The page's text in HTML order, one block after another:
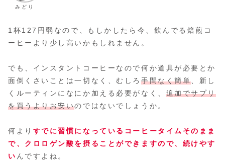
みどり
1杯127円弱なので、もしかしたら今、飲んでる焙煎コ
ーヒーより少し高いかもしれません。
でも、インスタントコーヒーなので何か道具が必要とか
面倒くさいことは一切なく、むしろ 手間なく簡単 、新し
くルーティンになにか加える必要がなく、 追加でサプリ
を買うよりお安いのではないでしょうか。
何より すでに習慣になっているコーヒータイムそのまま
で、クロロゲン酸を摂ることができますので、続けやす
い んですよね。